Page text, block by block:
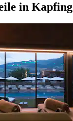
in Kapfing